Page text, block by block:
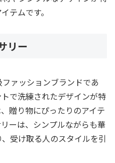
テムです。
リー
ァッションブランドであ
で洗練されたデザインが特
贈り物にぴったりのアイテ
ーは、シンプルながらも華
受け取る人のスタイルを引